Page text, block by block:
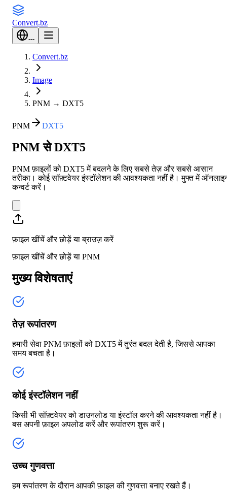
Convert.bz
---
Convert.bz
Image
PNM → DXT5
PNM DXT5
PNM से DXT5
PNM फ़ाइलों को DXT5 में बदलने के लिए सबसे तेज़ और सबसे आसान
तरीका। कोई सॉफ़्टवेयर इंस्टॉलेशन की आवश्यकता नहीं है। मुफ्त में
कन्वर्ट करें।
फ़ाइल खींचें और छोड़ें या ब्राउज़ करें
फ़ाइल खींचें और छोड़ें या PNM
मुख्य विशेषताएं
तेज़ रूपांतरण
हमारी सेवा PNM फ़ाइलों को DXT5 में तुरंत बदल देती है, जिससे आपका
समय बचता है।
कोई इंस्टॉलेशन नहीं
किसी भी सॉफ़्टवेयर को डाउनलोड या इंस्टॉल करने की आवश्यकता नहीं है।
बस अपनी फ़ाइल अपलोड करें और रूपांतरण शुरू करें।
उच्च गुणवत्ता
हम रूपांतरण के दौरान आपकी फ़ाइल की गुणवत्ता बनाए रखते हैं।